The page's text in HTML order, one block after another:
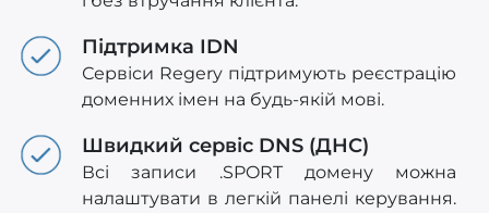
Підтримка IDN
Сервіси Regery підтримують реєстрацію
доменних імен на будь-якій мові.
Швидкий сервіс DNS (ДНС)
Всі записи .SPORT домену можна
налаштувати в легкій панелі керування.